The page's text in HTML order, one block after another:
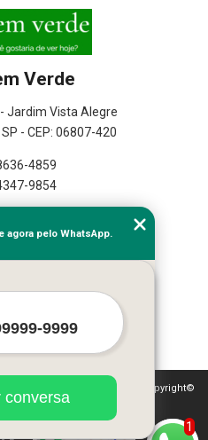
Verde
Jardim Vista Alegre
- CEP: 06807-420
4859
9854
do site
de direitos autorais. Copyright©
1
agora pelo WhatsApp.
conversa